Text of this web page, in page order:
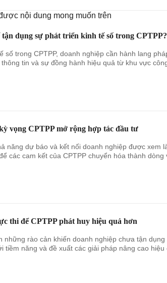
nội dung mong muốn trên
tận dụng sự phát triển kinh tế số trong CPTPP?
số trong CPTPP, doanh nghiệp cần hành lang
tin và sự đồng hành hiệu quả từ khu vực
vọng CPTPP mở rộng hợp tác đầu tư
năng dự báo và kết nối doanh nghiệp được xem
các cam kết của CPTPP chuyển hóa thành dòng
thi để CPTPP phát huy hiệu quả hơn
những rào cản khiến doanh nghiệp chưa tận dụng
tiềm năng và đề xuất các giải pháp nâng cao hiệu